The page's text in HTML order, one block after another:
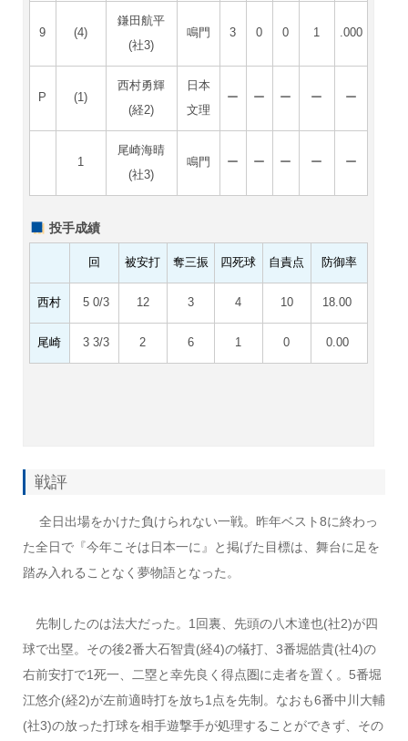
9 (4)
鎌田航平
(社3)
鳴門 3 0 0 1 .000
P (1)
西村勇輝
(経2)
日本
文理
ー ー ー ー ー
1
尾崎海晴
(社3)
鳴門 ー ー ー ー ー
投手成績
回 被安打 奪三振 四死球 自責点 防御率
西村 5 0/3 12 3 4 10 18.00
尾崎 3 3/3 2 6 1 0 0.00
戦評
全日出場をかけた負けられない一戦。昨年ベスト8に終わっ
た全日で『今年こそは日本一に』と掲げた目標は、舞台に足を
踏み入れることなく夢物語となった。
先制したのは法大だった。1回裏、先頭の八木達也(社2)が四
球で出塁。その後2番大石智貴(経4)の犠打、3番堀皓貴(社4)の
右前安打で1死一、二塁と幸先良く得点圏に走者を置く。5番堀
江悠介(経2)が左前適時打を放ち1点を先制。なおも6番中川大輔
(社3)の放った打球を相手遊撃手が処理することができず、その